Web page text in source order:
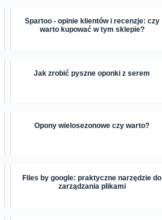
Spartoo - opinie klientów i recenzje: czy
warto kupować w tym sklepie?
Jak zrobić pyszne oponki z serem
Opony wielosezonowe czy warto?
Files by google: praktyczne narzędzie do
zarządzania plikami